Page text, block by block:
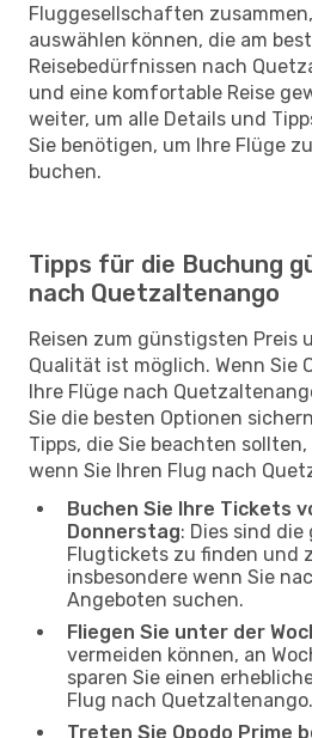
Fluggesellschaften
auswählen können, die am
Reisebedürfnissen nach
und eine komfortable Reise
weiter, um alle Details und
Sie benötigen, um Ihre Flüge
buchen.
Tipps für die Buchung
nach Quetzaltenango
Reisen zum günstigsten Preis
Qualität ist möglich. Wenn Sie
Ihre Flüge nach
Sie die besten Optionen
Tipps, die Sie beachten
wenn Sie Ihren Flug nach
Buchen Sie Ihre Tickets
Donnerstag: Dies sind
Flugtickets zu finden und
insbesondere wenn Sie
Angeboten suchen.
Fliegen Sie unter der
vermeiden können, an
sparen Sie einen
Flug nach Quetzaltenango.
Treten Sie Opodo Prime